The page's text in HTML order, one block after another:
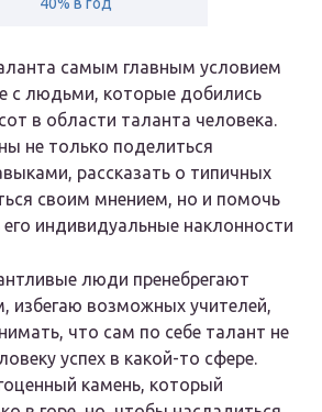
40% в год
самым главным условием
с людьми, которые добились
в области таланта человека.
не только поделиться
рассказать о типичных
своим мнением, но и помочь
его индивидуальные наклонности
люди пренебрегают
избегаю возможных учителей,
что сам по себе талант не
успех в какой-то сфере.
камень, который